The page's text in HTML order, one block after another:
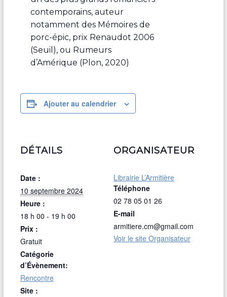
contemporains, auteur
notamment des Mémoires de
porc-épic, prix Renaudot 2006
(Seuil), ou Rumeurs
d’Amérique (Plon, 2020)
Ajouter au calendrier
DÉTAILS
Date :
10 septembre 2024
Heure :
18 h 00 - 19 h 00
Prix :
Gratuit
Catégorie
d’Évènement:
Rencontre
Site :
ORGANISATEUR
Librairie L’Armitière
Téléphone
02 78 05 01 26
E-mail
armitiere.cm@gmail.com
Voir le site Organisateur